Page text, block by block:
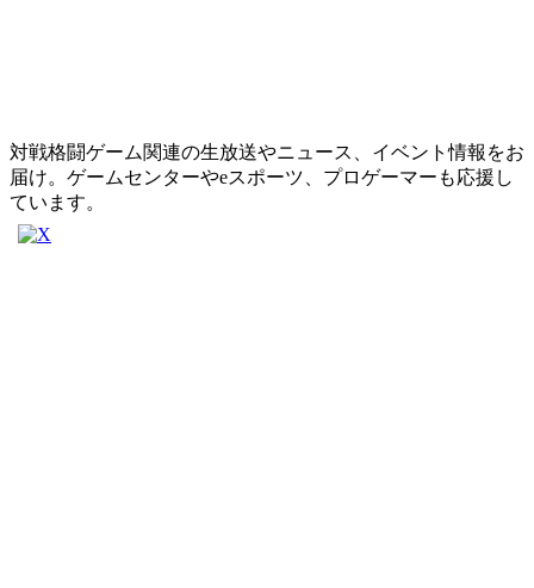
対戦格闘ゲーム関連の生放送やニュース、イベント情報をお
届け。ゲームセンターやeスポーツ、プロゲーマーも応援し
ています。